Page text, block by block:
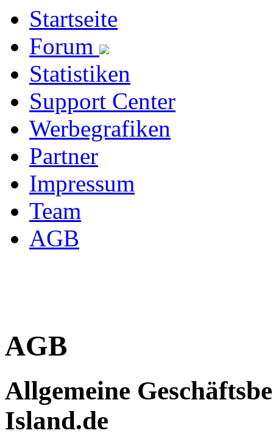
Startseite
Forum
Statistiken
Support Center
Werbegrafiken
Partner
Impressum
Team
AGB
AGB
Allgemeine
Island.de